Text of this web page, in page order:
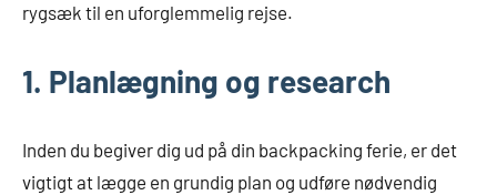
rygsæk til en uforglemmelig rejse.
1. Planlægning og research
Inden du begiver dig ud på din backpacking ferie, er det
vigtigt at lægge en grundig plan og udføre nødvendig